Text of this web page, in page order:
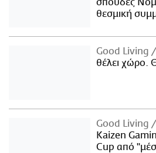
σπουδές
θεσμική
Good Living
θέλει χώρο.
Good Living
Kaizen
Cup από